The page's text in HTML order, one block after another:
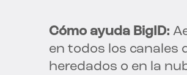
Cómo ayuda BigID:
en todos los canales
heredados o en la